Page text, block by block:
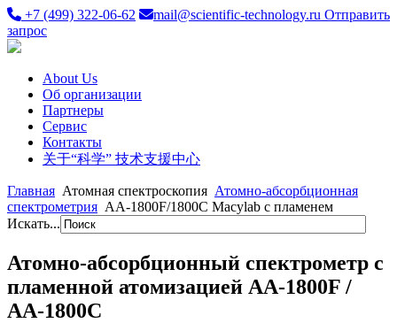
+7 (499) 322-06-62 mail@scientific-technology.ru Отправить
запрос
About Us
Об организации
Партнеры
Сервис
Контакты
关于“科学” 技术支援中心
Главная Атомная спектроскопия Атомно-абсорбционная
спектрометрия AA-1800F/1800C Macylab с пламенем
Искать...
Атомно-абсорбционный спектрометр с
пламенной атомизацией AA-1800F /
AA-1800C